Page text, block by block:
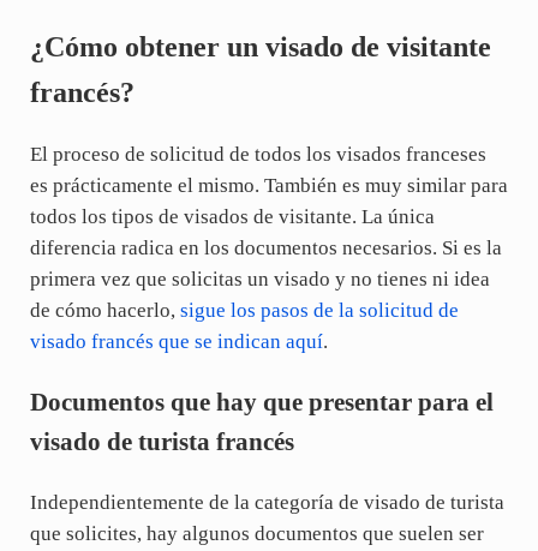
¿Cómo obtener un visado de visitante
francés?
El proceso de solicitud de todos los visados franceses
es prácticamente el mismo. También es muy similar para
todos los tipos de visados de visitante. La única
diferencia radica en los documentos necesarios. Si es la
primera vez que solicitas un visado y no tienes ni idea
de cómo hacerlo, sigue los pasos de la solicitud de
visado francés que se indican aquí.
Documentos que hay que presentar para el
visado de turista francés
Independientemente de la categoría de visado de turista
que solicites, hay algunos documentos que suelen ser